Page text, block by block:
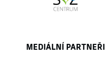
MEDIÁLNÍ PARTNEŘI